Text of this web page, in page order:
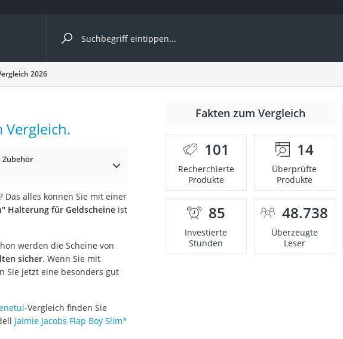
nach Kategorie
2026
Vergleich.
Zubehör
? Das alles können Sie mit einer
Halterung für Geldscheineist
werden die Scheine von
sicher. Wenn Sie mit
Sie jetzt eine besonders gut
-Vergleich finden Sie
Jaimie Jacobs Flap Boy Slim*
Fakten zum Vergleich
101
Recherchierte
Produkte
14
Überprüfte
Produkte
85
Investierte
Stunden
48.738
Überzeugte
Leser